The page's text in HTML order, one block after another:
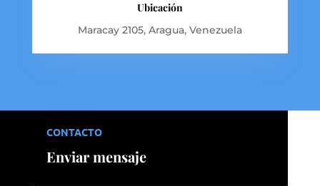
Ubicación
Maracay 2105, Aragua, Venezuela
CONTACTO
Enviar mensaje